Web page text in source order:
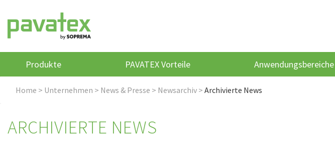
Produkte PAVATEX Vorteile Anwendungsbereiche
Home > Unternehmen > News & Presse > Newsarchiv > Archivierte News
ARCHIVIERTE NEWS